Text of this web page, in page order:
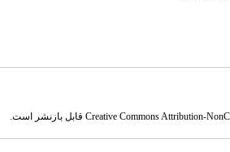
Creative Commons Attribution-قابل بازنشر است.